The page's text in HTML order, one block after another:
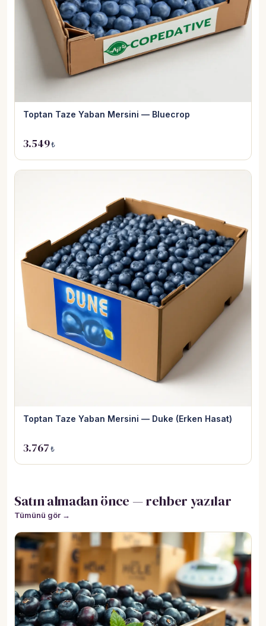
Toptan Taze Yaban Mersini — Bluecrop
3.549₺
Toptan Taze Yaban Mersini — Duke (Erken Hasat)
3.767 ₺
Satın almadan önce — rehber yazılar
Tümünü gör →